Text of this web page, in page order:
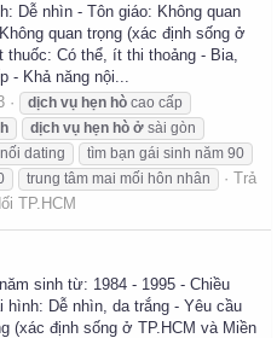
Dễ nhìn - Tôn giáo: Không quan
quan trọng (xác định sống ở
thuốc: Có thể, ít thi thoảng - Bia,
- Khả năng nội...
dịch vụ hẹn hò cao cấp
dịch vụ hẹn hò ở sài gòn
nối dating
tìm bạn gái sinh năm 90
trung tâm mai mối hôn nhân
Trả
TP.HCM
sinh từ: 1984 - 1995 - Chiều
Dễ nhìn, da trắng - Yêu cầu
(xác định sống ở TP.HCM và Miền